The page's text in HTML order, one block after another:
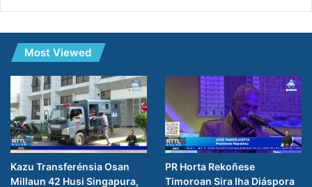
Most Viewed
Kazu Transferénsia Osan
Millaun 42 Husi Singapura,
PR Horta Rekoñese
Timoroan Sira Iha Diáspora